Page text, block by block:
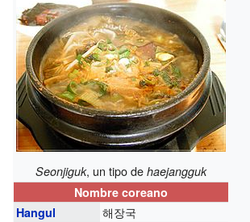
Seonjiguk, un tipo dehaejangguk
Nombre coreano
Hangul
해장국